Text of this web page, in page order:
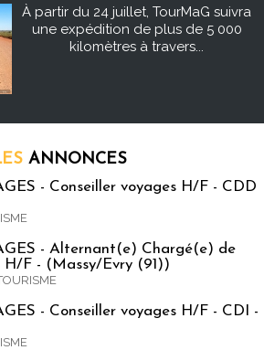
À partir du 24 juillet, TourMaG suivra
une expédition de plus de 5 000
kilomètres à travers...
ANNONCES
- Conseiller voyages H/F - CDD
- Alternant(e) Chargé(e) de
H/F - (Massy/Evry (91))
- Conseiller voyages H/F - CDI -